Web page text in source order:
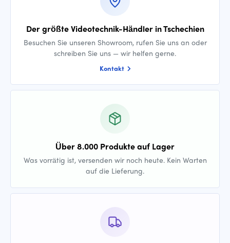
Der größte Videotechnik-Händler in Tschechien
Besuchen Sie unseren Showroom, rufen Sie uns an oder
schreiben Sie uns — wir helfen gerne.
Kontakt
Über 8.000 Produkte auf Lager
Was vorrätig ist, versenden wir noch heute. Kein Warten
auf die Lieferung.